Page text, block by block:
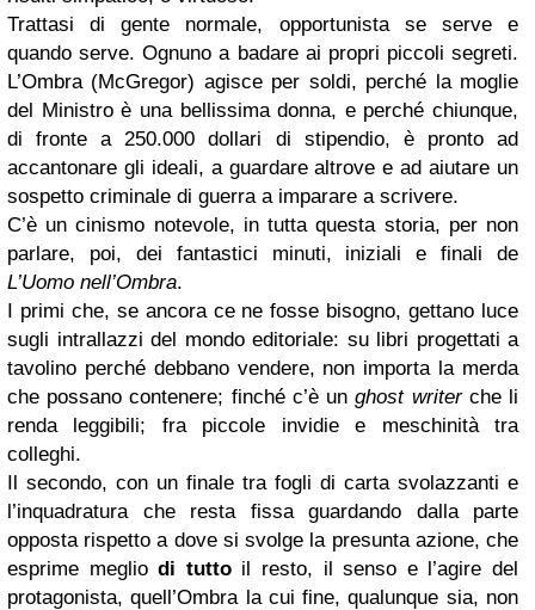
Trattasi di gente normale, opportunista se serve e
quando serve. Ognuno a badare ai propri piccoli segreti.
L’Ombra (McGregor) agisce per soldi, perché la moglie
del Ministro è una bellissima donna, e perché chiunque,
di fronte a 250.000 dollari di stipendio, è pronto ad
accantonare gli ideali, a guardare altrove e ad aiutare un
sospetto criminale di guerra a imparare a scrivere.
C’è un cinismo notevole, in tutta questa storia, per non
parlare, poi, dei fantastici minuti, iniziali e finali de
L’Uomo nell’Ombra.
I primi che, se ancora ce ne fosse bisogno, gettano luce
sugli intrallazzi del mondo editoriale: su libri progettati a
tavolino perché debbano vendere, non importa la merda
che possano contenere; finché c’è unghost writerche li
renda leggibili; fra piccole invidie e meschinità tra
colleghi.
Il secondo, con un finale tra fogli di carta svolazzanti e
l’inquadratura che resta fissa guardando dalla parte
opposta rispetto a dove si svolge la presunta azione, che
esprime megliodi tuttoil resto, il senso e l’agire del
protagonista, quell’Ombra la cui fine, qualunque sia, non